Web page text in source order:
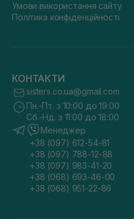
Умови використання сайту
Політика конфіденційності
КОНТАКТИ
sisters.co.ua@gmail.com
Пн.-Пт. з 10:00 до 19:00
Сб.-Нд. з 11:00 до 18:00
Менеджер
+38 (097) 612-54-81
+38 (097) 788-12-88
+38 (097) 983-41-20
+38 (068) 693-46-00
+38 (068) 951-22-86